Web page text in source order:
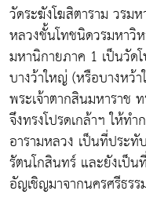
วัดระฆังโฆสิตาราม วรม
หลวงชั้นโทชนิดวรมหาวิ
มหานิกายภาค 1 เป็นวัด
บางว้าใหญ่ (หรือบางหว้
พระเจ้าตากสินมหาราช
จึงทรงโปรดเกล้าฯ ให้
อารามหลวง เป็นที่ประทั
รัตนโกสินทร์ และยังเป็
อัญเชิญมาจากนครศรีธร